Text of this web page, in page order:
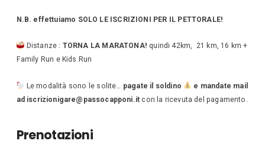
N.B. effettuiamo SOLO LE ISCRIZIONI PER IL PETTORALE!
Distanze : TORNA LA MARATONA! quindi 42km, 21 km, 16 km +
Family Run e Kids Run
Le modalità sono le solite… pagate il soldino
e mandate mail
ad iscrizionigare@passocapponi.it con la ricevuta del pagamento.
Prenotazioni